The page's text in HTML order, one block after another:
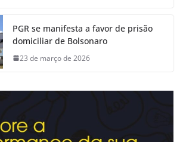
PGR se manifesta a favor de prisão
domiciliar de Bolsonaro
23 de março de 2026